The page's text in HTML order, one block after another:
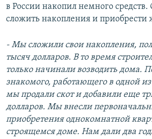
в России накопил немного
сложить накопления и приобрести
- Мы сложили свои накопления,
тысяч долларов. В то время
только начинали возводить дома.
знакомого, работающего в одной
мы продали скот и добавили еще
долларов. Мы внесли
приобретения однокомнатной
строящемся доме. Нам дали два